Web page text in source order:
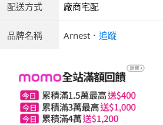
配送方式 廠商宅配
品牌名稱 Arnest ． 追蹤